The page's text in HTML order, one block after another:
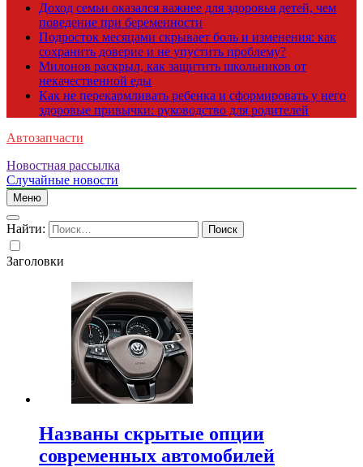
Доход семьи оказался важнее для здоровья детей, чем
поведение при беременности
Подросток месяцами скрывает боль и изменения: как
сохранить доверие и не упустить проблему?
Милонов раскрыл, как защитить школьников от
некачественной еды
Как не перекармливать ребенка и сформировать у него
здоровые привычки: руководство для родителей
Автозапчасти
Новостная рассылка
Случайные новости
Меню
Найти:
Заголовки
Названы скрытые опции
современных автомобилей